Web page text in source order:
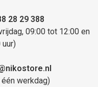
28 29 388
09:00 tot 12:00 en
uur)
werkdag)